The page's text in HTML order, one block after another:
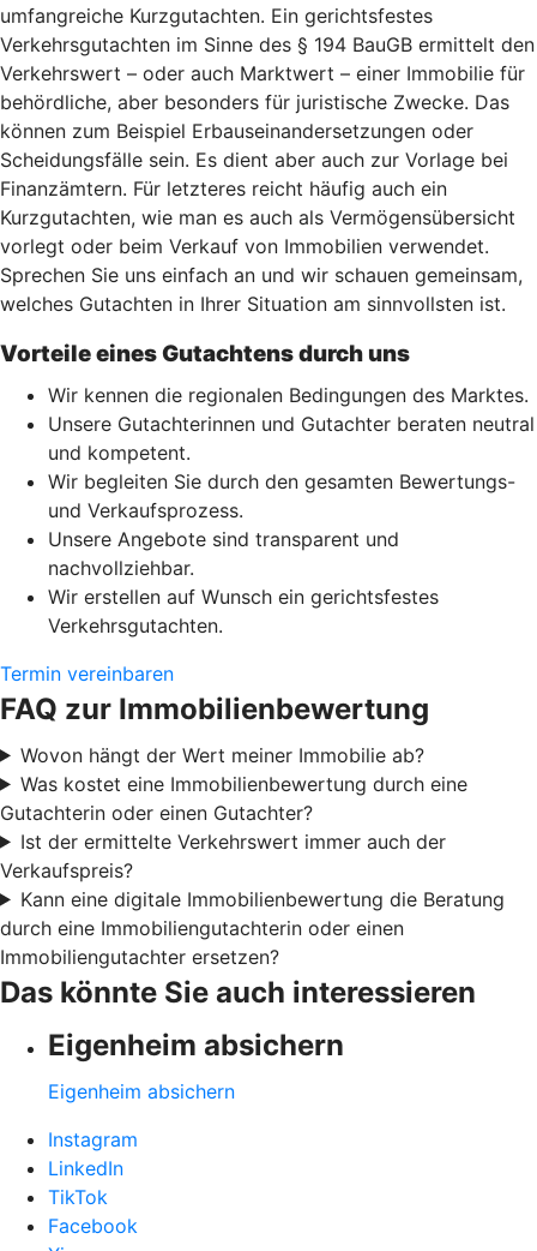
umfangreiche Kurzgutachten. Ein gerichtsfestes
Verkehrsgutachten im Sinne des § 194 BauGB ermittelt den
Verkehrswert – oder auch Marktwert – einer Immobilie für
behördliche, aber besonders für juristische Zwecke. Das
können zum Beispiel Erbauseinandersetzungen oder
Scheidungsfälle sein. Es dient aber auch zur Vorlage bei
Finanzämtern. Für letzteres reicht häufig auch ein
Kurzgutachten, wie man es auch als Vermögensübersicht
vorlegt oder beim Verkauf von Immobilien verwendet.
Sprechen Sie uns einfach an und wir schauen gemeinsam,
welches Gutachten in Ihrer Situation am sinnvollsten ist.
Vorteile eines Gutachtens durch uns
Wir kennen die regionalen Bedingungen des Marktes.
Unsere Gutachterinnen und Gutachter beraten neutral
und kompetent.
Wir begleiten Sie durch den gesamten Bewertungs-
und Verkaufsprozess.
Unsere Angebote sind transparent und
nachvollziehbar.
Wir erstellen auf Wunsch ein gerichtsfestes
Verkehrsgutachten.
Termin vereinbaren
FAQ zur Immobilienbewertung
Wovon hängt der Wert meiner Immobilie ab?
Was kostet eine Immobilienbewertung durch eine
Gutachterin oder einen Gutachter?
Ist der ermittelte Verkehrswert immer auch der
Verkaufspreis?
Kann eine digitale Immobilienbewertung die Beratung
durch eine Immobiliengutachterin oder einen
Immobiliengutachter ersetzen?
Das könnte Sie auch interessieren
Eigenheim absichern
Eigenheim absichern
Instagram
LinkedIn
TikTok
Facebook